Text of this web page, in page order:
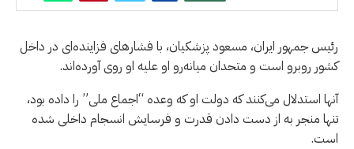
رئیس جمهور ایران، مسعود پزشکیان، با فشارهای فزاینده‌ای در داخل
کشور روبرو است و متحدان میانه‌رو او علیه او روی آورده‌اند.
آنها استدلال می‌کنند که دولت او که وعده “اجماع ملی” را داده بود،
تنها منجر به از دست دادن قدرت و فرسایش انسجام داخلی شده
است.